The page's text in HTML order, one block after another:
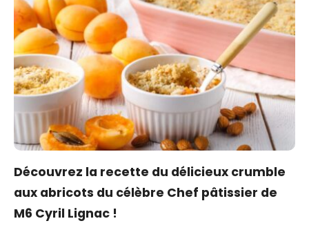
Découvrez la recette du délicieux crumble
aux abricots du célèbre Chef pâtissier de
M6 Cyril Lignac !